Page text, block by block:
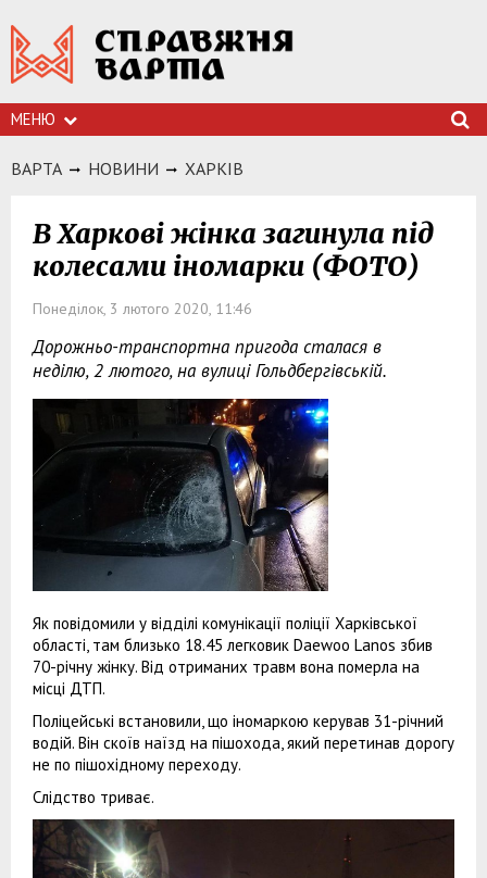
МЕНЮ
ВАРТА НОВИНИ ХАРКIВ
В Харкові жінка загинула під
колесами іномарки (ФОТО)
Понеділок, 3 лютого 2020, 11:46
Дорожньо-транспортна пригода сталася в
неділю, 2 лютого, на вулиці Гольдбергівській.
Як повідомили у відділі комунікації поліції Харківської
області, там близько 18.45 легковик Daewoo Lanos збив
70-річну жінку. Від отриманих травм вона померла на
місці ДТП.
Поліцейські встановили, що іномаркою керував 31-річний
водій. Він скоїв наїзд на пішохода, який перетинав дорогу
не по пішохідному переходу.
Слідство триває.